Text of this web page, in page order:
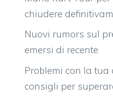
chiudere
Nuovi rumors sul
emersi di recente
Problemi con la tua
consigli per